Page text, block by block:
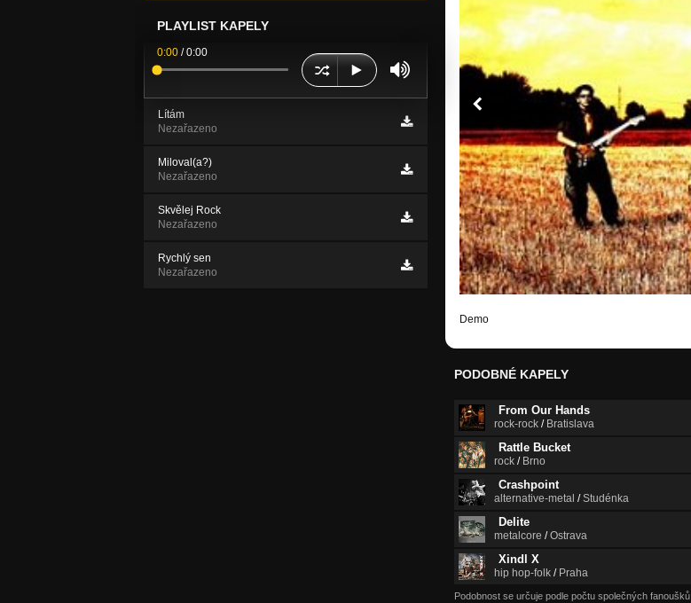
PLAYLIST KAPELY
0:00 /0:00
Lítám
Nezařazeno
Miloval(a?)
Nezařazeno
Skvělej Rock
Nezařazeno
Rychlý sen
Nezařazeno
Demo
PODOBNÉ KAPELY
From Our Hands
rock-rock / Bratislava
Rattle Bucket
rock / Brno
Crashpoint
alternative-metal /Studénka
Delite
metalcore /Ostrava
Xindl X
hip hop-folk / Praha
Podobnost se určuje podle počtu společných fanoušků.